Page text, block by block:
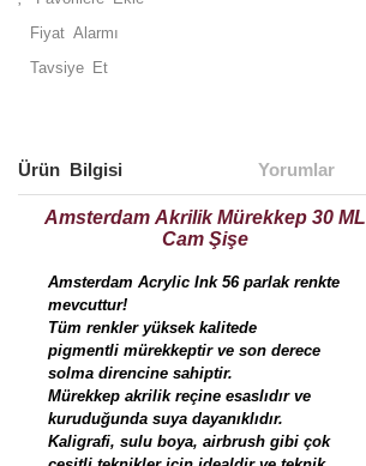
Fiyat Alarmı
Tavsiye Et
Ürün Bilgisi Yorumlar
Amsterdam Akrilik Mürekkep 30 ML
Cam Şişe
Amsterdam Acrylic Ink 56 parlak renkte
mevcuttur!
Tüm renkler yüksek kalitede
pigmentli mürekkeptir ve son derece
solma direncine sahiptir.
Mürekkep akrilik reçine esaslıdır ve
kuruduğunda suya dayanıklıdır.
Kaligrafi, sulu boya, airbrush gibi çok